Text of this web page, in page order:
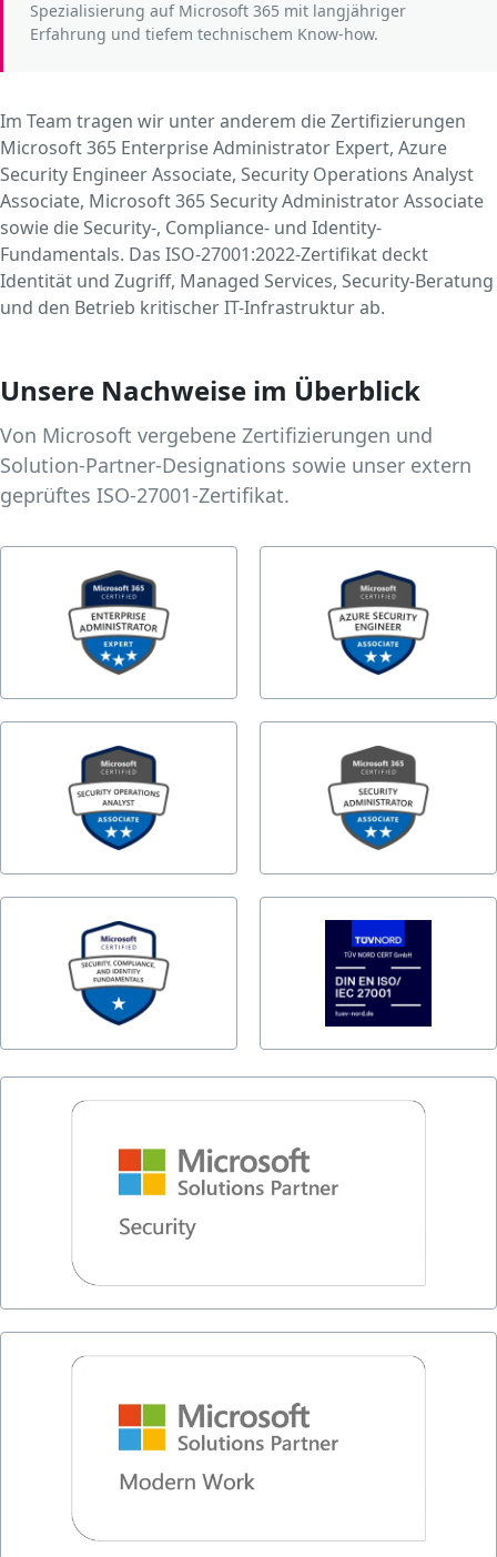
Spezialisierung auf Microsoft 365 mit langjähriger
Erfahrung und tiefem technischem Know-how.
Im Team tragen wir unter anderem die Zertifizierungen
Microsoft 365 Enterprise Administrator Expert, Azure
Security Engineer Associate, Security Operations Analyst
Associate, Microsoft 365 Security Administrator Associate
sowie die Security-, Compliance- und Identity-
Fundamentals. Das ISO-27001:2022-Zertifikat deckt
Identität und Zugriff, Managed Services, Security-Beratung
und den Betrieb kritischer IT-Infrastruktur ab.
Unsere Nachweise im Überblick
Von Microsoft vergebene Zertifizierungen und
Solution-Partner-Designations sowie unser extern
geprüftes ISO-27001-Zertifikat.